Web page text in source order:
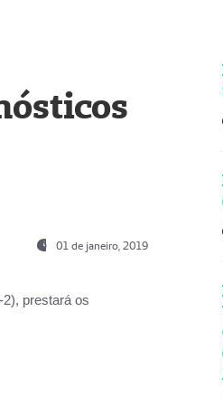
01 de janeiro, 2019
2), prestará os